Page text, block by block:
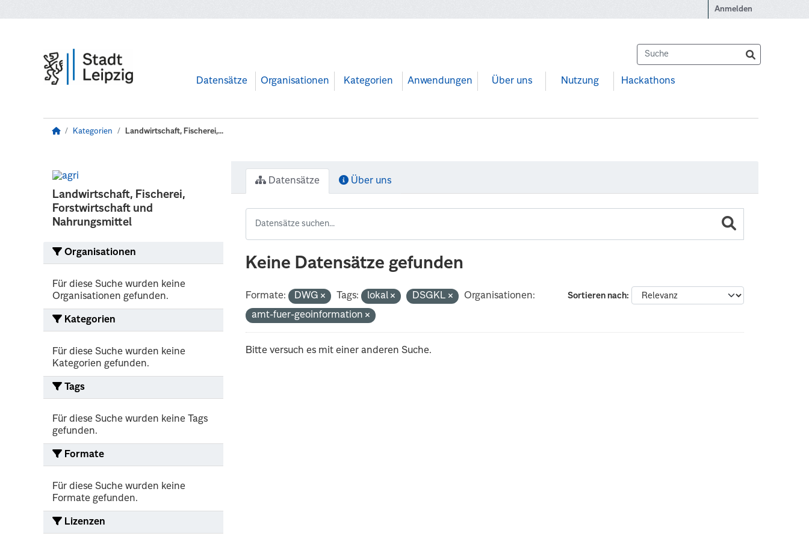
Anmelden
Datensätze Organisationen Kategorien Anwendungen Über uns Nutzung Hackathons
Kategorien Landwirtschaft, Fischerei,...
Landwirtschaft, Fischerei,
Forstwirtschaft und
Nahrungsmittel
Organisationen
Für diese Suche wurden keine
Organisationen gefunden.
Kategorien
Für diese Suche wurden keine
Kategorien gefunden.
Tags
Für diese Suche wurden keine Tags
gefunden.
Formate
Für diese Suche wurden keine
Formate gefunden.
Lizenzen
Datensätze Über uns
Keine Datensätze gefunden
Sortieren nach
Formate: DWG Tags: lokal DSGKL
Organisationen:
amt-fuer-geoinformation
Bitte versuch es mit einer anderen Suche.